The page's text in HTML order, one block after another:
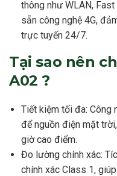
thông như WLAN,
sẵn công nghệ 4G,
trực tuyến 24/7.
Tại sao nên
A02 ?
Tiết kiệm tối đa: Công
để nguồn điện mặt
giờ cao điểm.
Đo lường chính xác:
chính xác Class 1,